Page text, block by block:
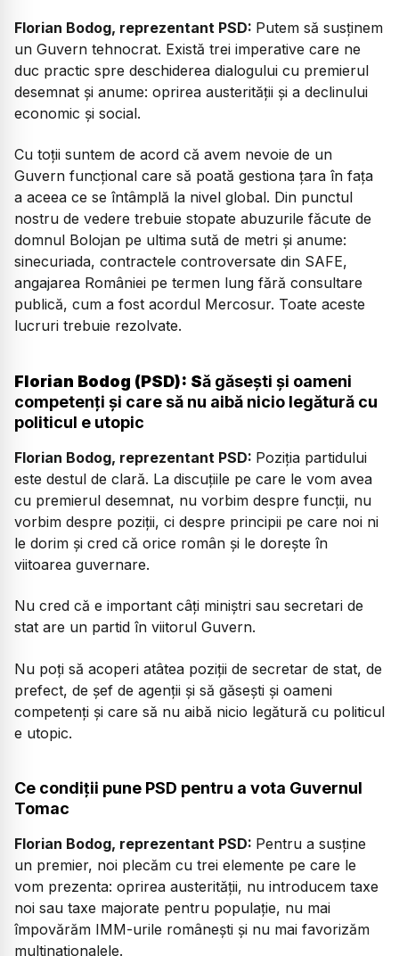
Florian Bodog, reprezentant PSD: Putem să susținem
un Guvern tehnocrat. Există trei imperative care ne
duc practic spre deschiderea dialogului cu premierul
desemnat și anume: oprirea austerității și a declinului
economic și social.
Cu toții suntem de acord că avem nevoie de un
Guvern funcțional care să poată gestiona țara în fața
a aceea ce se întâmplă la nivel global. Din punctul
nostru de vedere trebuie stopate abuzurile făcute de
domnul Bolojan pe ultima sută de metri și anume:
sinecuriada, contractele controversate din SAFE,
angajarea României pe termen lung fără consultare
publică, cum a fost acordul Mercosur. Toate aceste
lucruri trebuie rezolvate.
Florian Bodog (PSD): Să găsești și oameni
competenți și care să nu aibă nicio legătură cu
politicul e utopic
Florian Bodog, reprezentant PSD: Poziția partidului
este destul de clară. La discuțiile pe care le vom avea
cu premierul desemnat, nu vorbim despre funcții, nu
vorbim despre poziții, ci despre principii pe care noi ni
le dorim și cred că orice român și le dorește în
viitoarea guvernare.
Nu cred că e important câți miniștri sau secretari de
stat are un partid în viitorul Guvern.
Nu poți să acoperi atâtea poziții de secretar de stat, de
prefect, de șef de agenții și să găsești și oameni
competenți și care să nu aibă nicio legătură cu politicul
e utopic.
Ce condiții pune PSD pentru a vota Guvernul
Tomac
Florian Bodog, reprezentant PSD: Pentru a susține
un premier, noi plecăm cu trei elemente pe care le
vom prezenta: oprirea austerității, nu introducem taxe
noi sau taxe majorate pentru populație, nu mai
împovărăm IMM-urile românești și nu mai favorizăm
multinaționalele.